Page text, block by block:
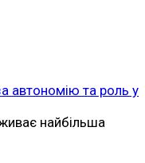
автономію та роль у
найбільша